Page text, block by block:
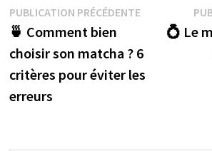
Navigation
de
l’article
PUBLICATION PRÉCÉDENTEPublication
précédente :
🍵 Comment bien
choisir son matcha ? 6
critères pour éviter les
erreurs
💍 Le